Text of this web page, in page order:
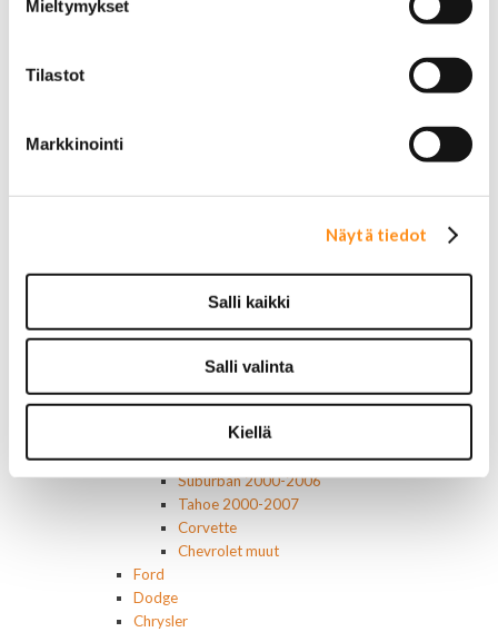
Mieltymykset
Tilastot
Markkinointi
Näytä tiedot
Salli kaikki
Salli valinta
Kiellä
Kirjallisuus
Omistajan käsikirjat
Starcraft levikesarja 97-03
Mustang korinosat
Van 1978-1996
Van 1997-
Pick upp 2000-2007
Pick upp 2008-
Suburban 1992-1999
Suburban 2000-2006
Tahoe 2000-2007
Corvette
Chevrolet muut
Ford
Dodge
Chrysler